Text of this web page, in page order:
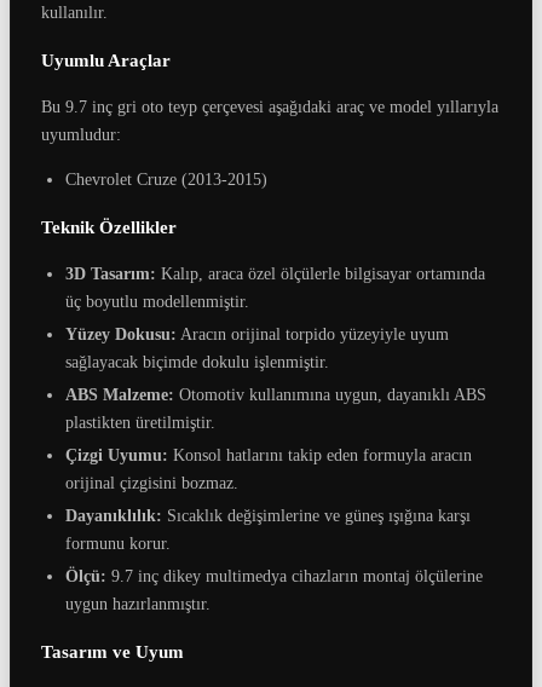
kullanılır.
Uyumlu Araçlar
Bu 9.7 inç gri oto teyp çerçevesi aşağıdaki araç ve model yıllarıyla
uyumludur:
Chevrolet Cruze (2013-2015)
Teknik Özellikler
3D Tasarım: Kalıp, araca özel ölçülerle bilgisayar ortamında
üç boyutlu modellenmiştir.
Yüzey Dokusu: Aracın orijinal torpido yüzeyiyle uyum
sağlayacak biçimde dokulu işlenmiştir.
ABS Malzeme: Otomotiv kullanımına uygun, dayanıklı ABS
plastikten üretilmiştir.
Çizgi Uyumu: Konsol hatlarını takip eden formuyla aracın
orijinal çizgisini bozmaz.
Dayanıklılık: Sıcaklık değişimlerine ve güneş ışığına karşı
formunu korur.
Ölçü: 9.7 inç dikey multimedya cihazların montaj ölçülerine
uygun hazırlanmıştır.
Tasarım ve Uyum